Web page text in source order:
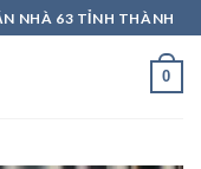
NHÀ 63 TỈNH THÀNH
0